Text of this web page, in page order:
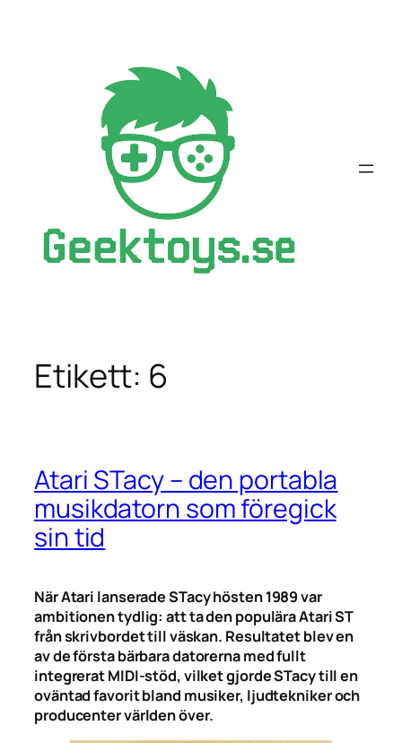
Etikett: 6
Atari STacy – den portabla
musikdatorn som föregick
sin tid
När Atari lanserade STacy hösten 1989 var
ambitionen tydlig: att ta den populära Atari ST
från skrivbordet till väskan. Resultatet blev en
av de första bärbara datorerna med fullt
integrerat MIDI-stöd, vilket gjorde STacy till en
oväntad favorit bland musiker, ljudtekniker och
producenter världen över.